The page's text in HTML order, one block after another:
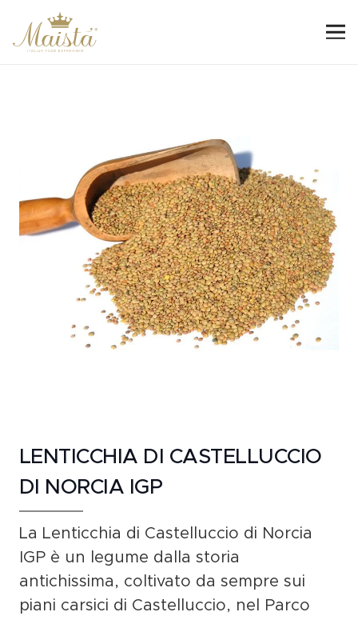
LENTICCHIA DI CASTELLUCCIO
DI NORCIA IGP
La Lenticchia di Castelluccio di Norcia
IGP è un legume dalla storia
antichissima , coltivato da sempre sui
piani carsici di Castelluccio, nel
Parco